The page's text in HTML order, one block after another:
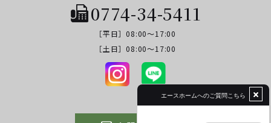
0774-34-5411
［平日］08:00～17:00
​​​​​​​［土日］08:00～17:00